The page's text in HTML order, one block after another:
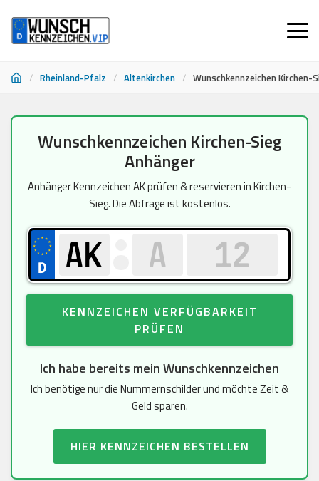
/ Rheinland-Pfalz / Altenkirchen / Wunschkennzeichen Kirchen-
Wunschkennzeichen Kirchen-Sieg
Anhänger
Anhänger Kennzeichen AK prüfen & reservieren in Kirchen-
Sieg. Die Abfrage ist kostenlos.
KENNZEICHEN VERFÜGBARKEIT
PRÜFEN
Ich habe bereits mein Wunschkennzeichen
Ich benötige nur die Nummernschilder und möchte Zeit &
Geld sparen.
HIER KENNZEICHEN BESTELLEN